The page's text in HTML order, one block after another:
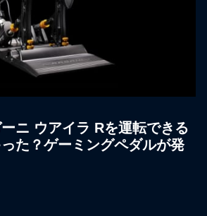
ニ ウアイラ Rを運転できる
た？ゲーミングペダルが発